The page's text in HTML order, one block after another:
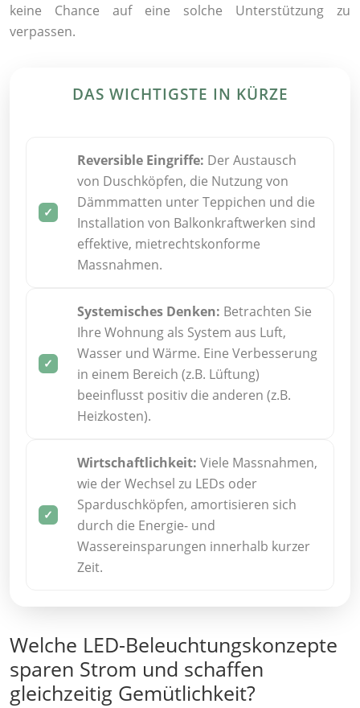
keine Chance auf eine solche Unterstützung zu
verpassen.
DAS WICHTIGSTE IN KÜRZE
Reversible Eingriffe: Der Austausch
von Duschköpfen, die Nutzung von
Dämmmatten unter Teppichen und die
Installation von Balkonkraftwerken sind
effektive, mietrechtskonforme
Massnahmen.
Systemisches Denken: Betrachten Sie
Ihre Wohnung als System aus Luft,
Wasser und Wärme. Eine Verbesserung
in einem Bereich (z.B. Lüftung)
beeinflusst positiv die anderen (z.B.
Heizkosten).
Wirtschaftlichkeit: Viele Massnahmen,
wie der Wechsel zu LEDs oder
Sparduschköpfen, amortisieren sich
durch die Energie- und
Wassereinsparungen innerhalb kurzer
Zeit.
Welche LED-Beleuchtungskonzepte
sparen Strom und schaffen
gleichzeitig Gemütlichkeit?